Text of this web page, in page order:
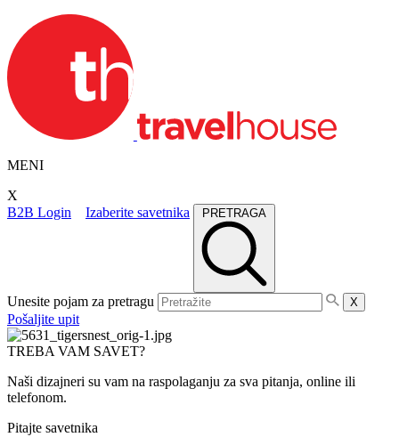
MENI
X
B2B Login
Izaberite savetnika PRETRAGA
Unesite pojam za pretragu X
Pošaljite upit
TREBA VAM SAVET?
Naši dizajneri su vam na raspolaganju za sva pitanja, online ili
telefonom.
Pitajte savetnika